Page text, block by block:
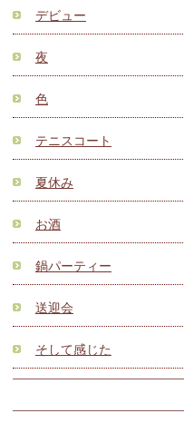
デビュー
夜
色
テニスコート
夏休み
お酒
鍋パーティー
送迎会
そして感じた